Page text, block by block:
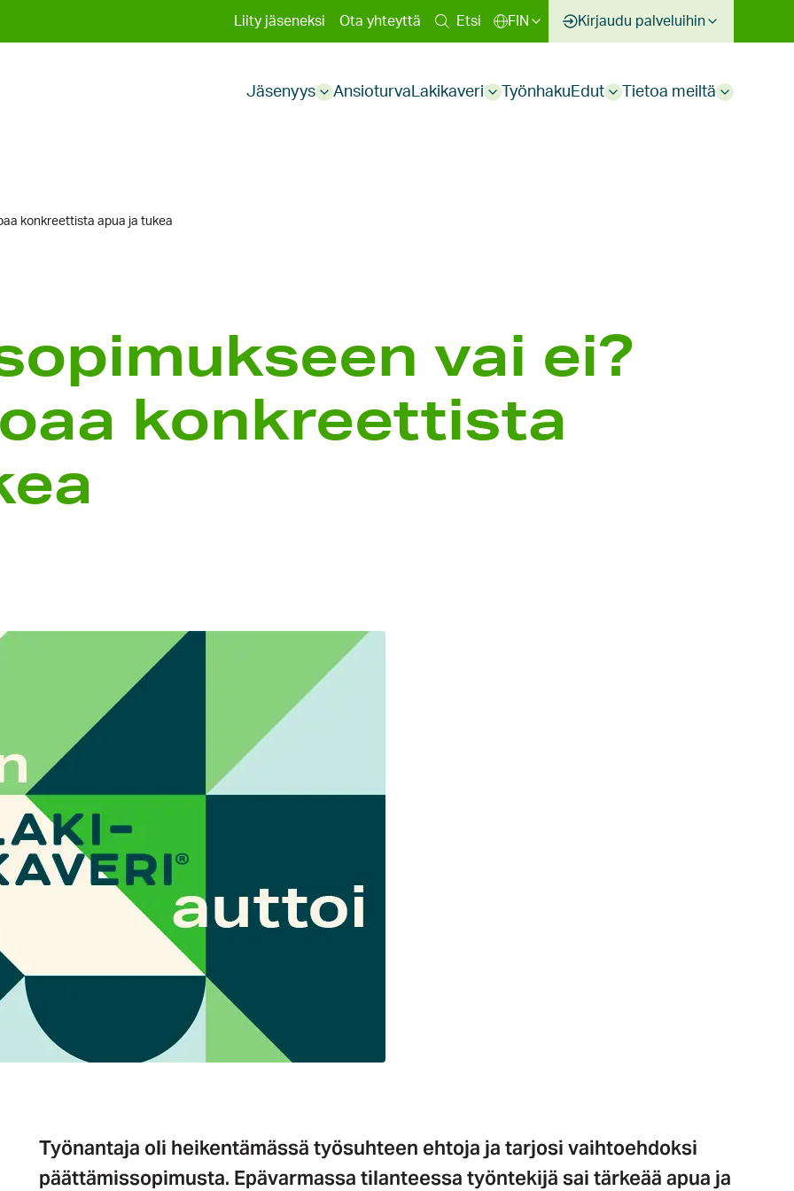
Toissijainen
Liity jäseneksi Ota yhteyttä Etsi FIN Kirjaudu palveluihin
Jäsenyys Sub
Ansioturva Lakikaveri SubTyönhaku Edut SubTietoa meiltä Sub
konkreettista apua ja tukea
vai ei?
konkreettista
Työnantaja oli heikentämässä työsuhteen ehtoja ja tarjosi vaihtoehdoksi
päättämissopimusta. Epävarmassa tilanteessa työntekijä sai tärkeää apua ja